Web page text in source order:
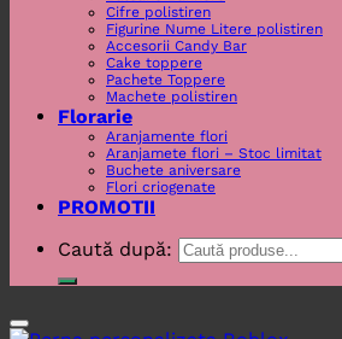
Cifre polistiren
Figurine Nume Litere polistiren
Accesorii Candy Bar
Cake toppere
Pachete Toppere
Machete polistiren
Florarie
Aranjamente flori
Aranjamete flori – Stoc limitat
Buchete aniversare
Flori criogenate
PROMOTII
Caută după: